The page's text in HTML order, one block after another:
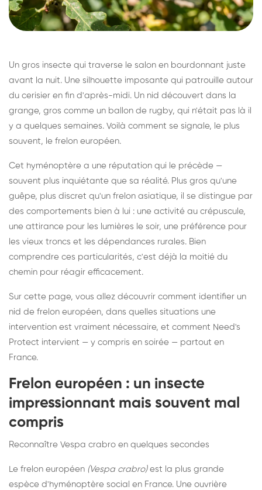
Un gros insecte qui traverse le salon en bourdonnant juste
avant la nuit. Une silhouette imposante qui patrouille autour
du cerisier en fin d'après-midi. Un nid découvert dans la
grange, gros comme un ballon de rugby, qui n'était pas là il
y a quelques semaines. Voilà comment se signale, le plus
souvent, le frelon européen.
Cet hyménoptère a une réputation qui le précède —
souvent plus inquiétante que sa réalité. Plus gros qu'une
guêpe, plus discret qu'un frelon asiatique, il se distingue par
des comportements bien à lui : une activité au crépuscule,
une attirance pour les lumières le soir, une préférence pour
les vieux troncs et les dépendances rurales. Bien
comprendre ces particularités, c'est déjà la moitié du
chemin pour réagir efficacement.
Sur cette page, vous allez découvrir comment identifier un
nid de frelon européen, dans quelles situations une
intervention est vraiment nécessaire, et comment Need's
Protect intervient — y compris en soirée — partout en
France.
Frelon européen : un insecte
impressionnant mais souvent mal
compris
Reconnaître Vespa crabro en quelques secondes
Le frelon européen (Vespa crabro)est la plus grande
espèce d'hyménoptère social en France. Une ouvrière